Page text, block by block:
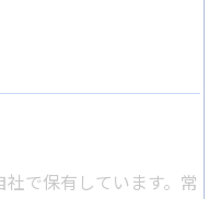
で保有しています。常